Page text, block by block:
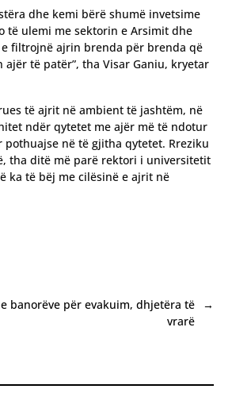
dhe kemi bërë shumë invetsime
të ulemi me sektorin e Arsimit dhe
filtrojnë ajrin brenda për brenda që
të patër”, tha Visar Ganiu, kryetar
të ajrit në ambient të jashtëm, në
ndër qytetet me ajër më të ndotur
në të gjitha qytetet. Rreziku
tha ditë më parë rektori i universitetit
ka të bëj me cilësinë e ajrit në
→
banorëve për evakuim, dhjetëra të
vrarë